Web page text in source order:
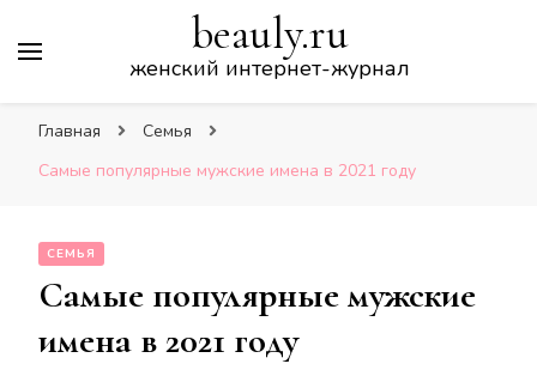
beauly.ru
женский интернет-журнал
Главная
Семья
Самые популярные мужские имена в 2021 году
СЕМЬЯ
Самые популярные мужские
имена в 2021 году